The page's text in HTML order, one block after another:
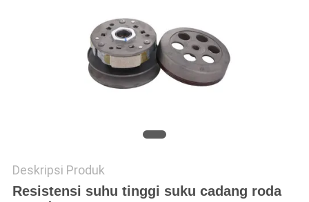
Deskripsi Produk
Resistensi suhu tinggi suku cadang roda